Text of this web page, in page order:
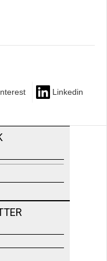
Linkedin